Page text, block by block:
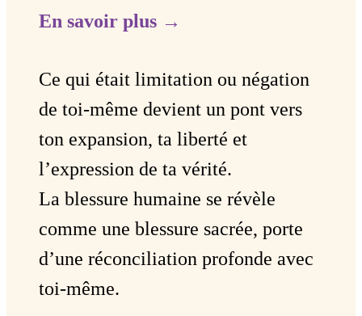
En savoir plus →
Ce qui était limitation ou négation
de toi-même devient un pont vers
ton expansion, ta liberté et
l’expression de ta vérité.
La blessure humaine se révèle
comme une blessure sacrée, porte
d’une réconciliation profonde avec
toi-même.